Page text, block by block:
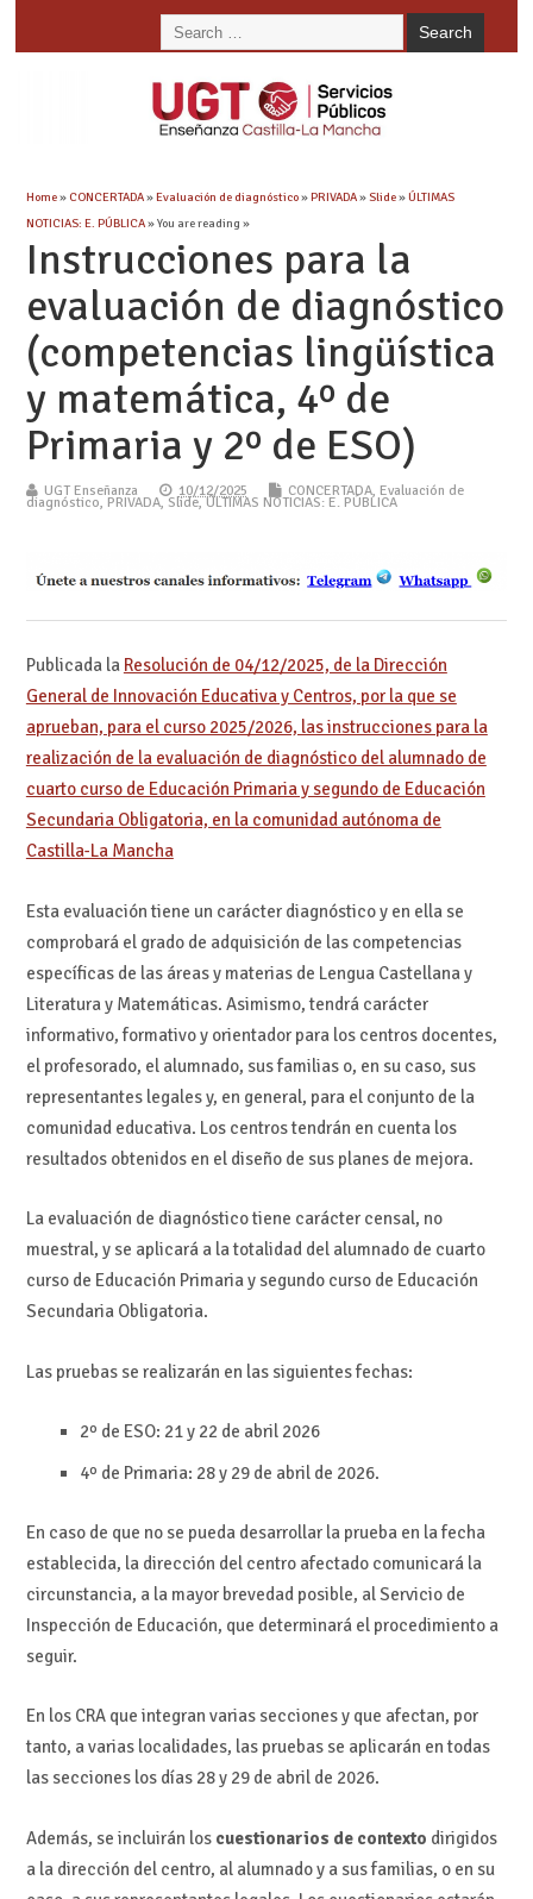
Home» CONCERTADA»Evaluación de diagnóstico»PRIVADA»Slide»ÚLTIMAS
NOTICIAS: E. PÚBLICA» You are reading »
Instrucciones para la
evaluación de diagnóstico
(competencias lingüística
y matemática, 4º de
Primaria y 2º de ESO)
UGT Enseñanza 10/12/2025 CONCERTADA, Evaluación de
diagnóstico, PRIVADA, Slide,ÚLTIMAS NOTICIAS: E. PÚBLICA
Publicada la Resolución de 04/12/2025, de la Dirección
General de Innovación Educativa y Centros, por la que se
aprueban, para el curso 2025/2026, las instrucciones para la
realización de la evaluación de diagnóstico del alumnado de
cuarto curso de Educación Primaria y segundo de Educación
Secundaria Obligatoria, en la comunidad autónoma de
Castilla-La Mancha
Esta evaluación tiene un carácter diagnóstico y en ella se
comprobará el grado de adquisición de las competencias
específicas de las áreas y materias de Lengua Castellana y
Literatura y Matemáticas. Asimismo, tendrá carácter
informativo, formativo y orientador para los centros docentes,
el profesorado, el alumnado, sus familias o, en su caso, sus
representantes legales y, en general, para el conjunto de la
comunidad educativa. Los centros tendrán en cuenta los
resultados obtenidos en el diseño de sus planes de mejora.
La evaluación de diagnóstico tiene carácter censal, no
muestral, y se aplicará a la totalidad del alumnado de cuarto
curso de Educación Primaria y segundo curso de Educación
Secundaria Obligatoria.
Las pruebas se realizarán en las siguientes fechas:
2º de ESO: 21 y 22 de abril 2026
4º de Primaria: 28 y 29 de abril de 2026.
En caso de que no se pueda desarrollar la prueba en la fecha
establecida, la dirección del centro afectado comunicará la
circunstancia, a la mayor brevedad posible, al Servicio de
Inspección de Educación, que determinará el procedimiento a
seguir.
En los CRA que integran varias secciones y que afectan, por
tanto, a varias localidades, las pruebas se aplicarán en todas
las secciones los días 28 y 29 de abril de 2026.
Además, se incluirán los cuestionarios de contexto dirigidos
a la dirección del centro, al alumnado y a sus familias, o en su